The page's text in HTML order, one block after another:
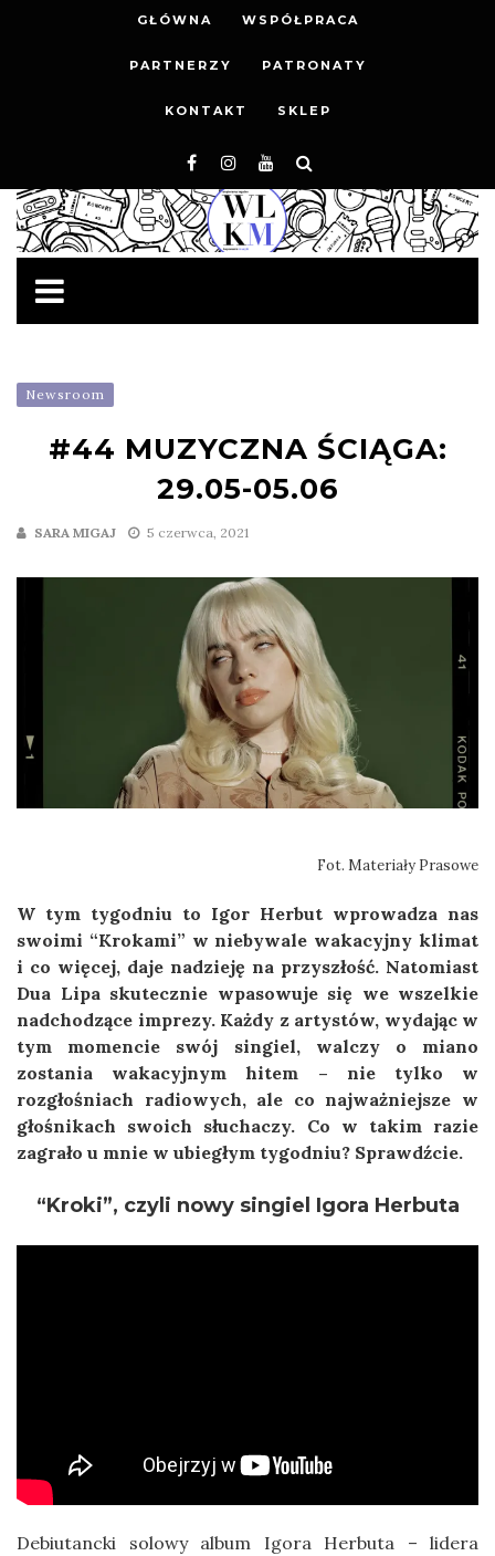
GŁÓWNA WSPÓŁPRACA
PARTNERZY PATRONATY
KONTAKT SKLEP
Newsroom
#44 MUZYCZNA ŚCIĄGA:
29.05-05.06
SARA MIGAJ 5 czerwca, 2021
Fot. Materiały Prasowe
W tym tygodniu to Igor Herbut wprowadza nas
swoimi “Krokami” w niebywale wakacyjny klimat
i co więcej, daje nadzieję na przyszłość. Natomiast
Dua Lipa skutecznie wpasowuje się we wszelkie
nadchodzące imprezy. Każdy z artystów, wydając w
tym momencie swój singiel, walczy o miano
zostania wakacyjnym hitem – nie tylko w
rozgłośniach radiowych, ale co najważniejsze w
głośnikach swoich słuchaczy. Co w takim razie
zagrało u mnie w ubiegłym tygodniu? Sprawdźcie.
“Kroki”, czyli nowy singiel Igora Herbuta
Debiutancki solowy album Igora Herbuta – lidera